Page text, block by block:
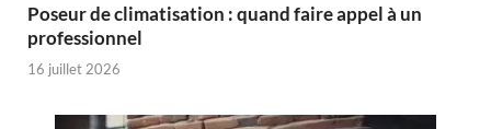
Poseur de climatisation : quand faire appel à un
professionnel
16 juillet 2026